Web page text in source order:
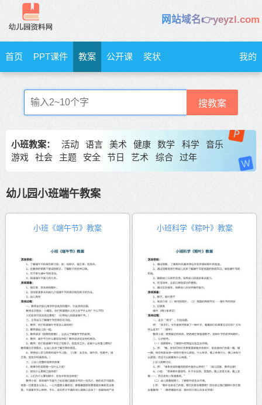
网站域名👉yeyzl.com
首页 PPT课件 教案 公开课 奖状 我的
搜教案
小班教案： 活动 语言 美术 健康 数学 科学
音乐
游戏
社会 主题 安全 节日 艺术 综合 过年
幼儿园小班端午教案
小班《端午节》教案 小班科学《粽叶》教案